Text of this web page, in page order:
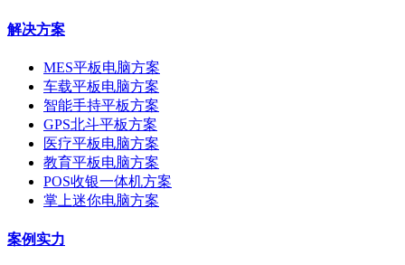
解决方案
MES平板电脑方案
车载平板电脑方案
智能手持平板方案
GPS北斗平板方案
医疗平板电脑方案
教育平板电脑方案
POS收银一体机方案
掌上迷你电脑方案
案例实力